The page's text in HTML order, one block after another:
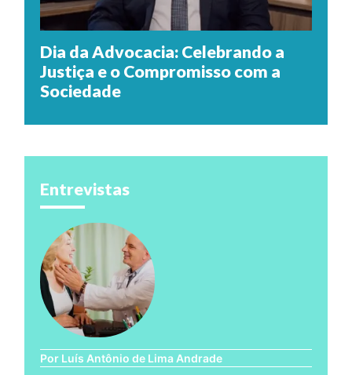
Dia da Advocacia: Celebrando a
Justiça e o Compromisso com a
Sociedade
Entrevistas
Por Luís Antônio de Lima Andrade